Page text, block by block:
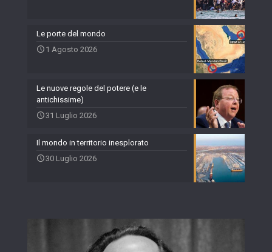
Le porte del mondo
1 Agosto 2026
Le nuove regole del potere (e le
antichissime)
31 Luglio 2026
Il mondo in territorio inesplorato
30 Luglio 2026